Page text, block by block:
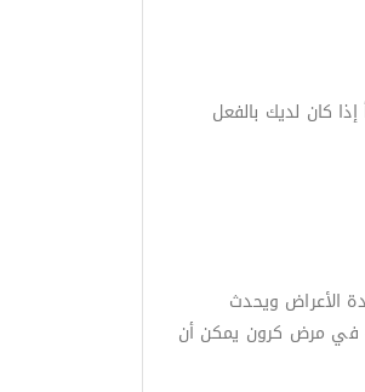
إذا كان لديك بالفعل
الأعراض ويحدث
في مرض كرون يمكن أن